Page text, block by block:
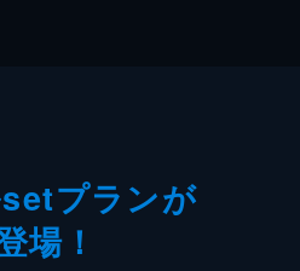
プランが
場！